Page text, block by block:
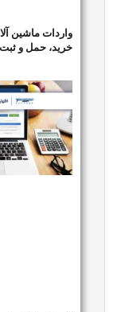
واردات ماشین
خرید، حمل و